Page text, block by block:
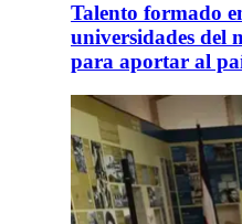
Talento formado
universidades del
para aportar al